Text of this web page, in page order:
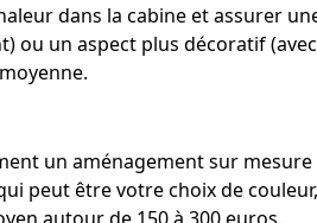
dans la cabine et assurer
ou un aspect plus décoratif
un aménagement sur
peut être votre choix de